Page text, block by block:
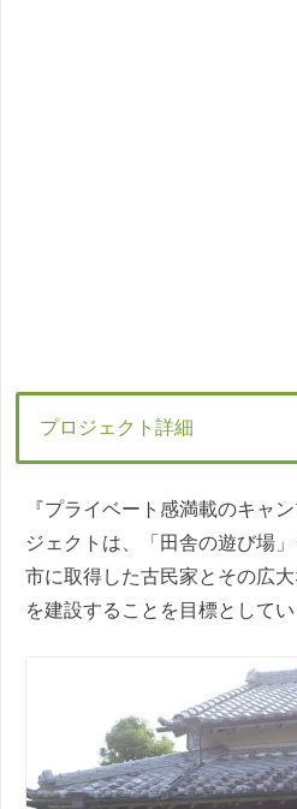
プロジェクト詳細
『プライベート感満載のキャ
ジェクトは、「田舎の遊び場
市に取得した古民家とその広
を建設することを目標としてい